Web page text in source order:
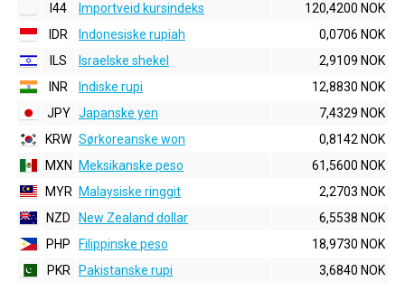
I44
Importveid kursindeks
120,4200 NOK
IDR
Indonesiske rupiah
0,0706 NOK
ILS
Israelske shekel
2,9109 NOK
INR
Indiske rupi
12,8830 NOK
JPY Japanske yen
7,4329 NOK
KRW Sørkoreanske won
0,8142 NOK
MXN
Meksikanske peso
61,5600 NOK
MYR
Malaysiske ringgit
2,2703 NOK
NZD
New Zealand dollar
6,5538 NOK
PHP
Filippinske peso
18,9730 NOK
PKR
Pakistanske rupi
3,6840 NOK